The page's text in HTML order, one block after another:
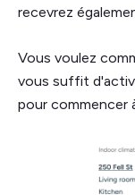
recevrez
Vous voulez
vous suffit
pour commencer